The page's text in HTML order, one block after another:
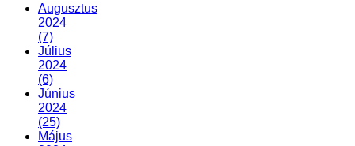
Augusztus
2024
(7)
Július
2024
(6)
Június
2024
(25)
Május